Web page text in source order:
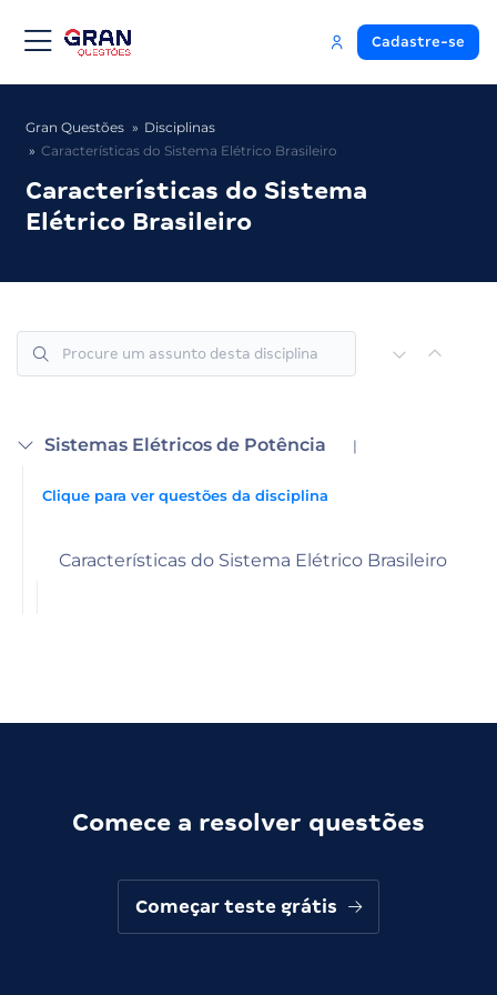
Cadastre-se
Gran Questões
Disciplinas
Características do Sistema Elétrico Brasileiro
Características do Sistema
Elétrico Brasileiro
Sistemas Elétricos de Potência |
Clique para ver questões da disciplina
Características do Sistema Elétrico Brasileiro
Comece a resolver questões
Começar teste grátis